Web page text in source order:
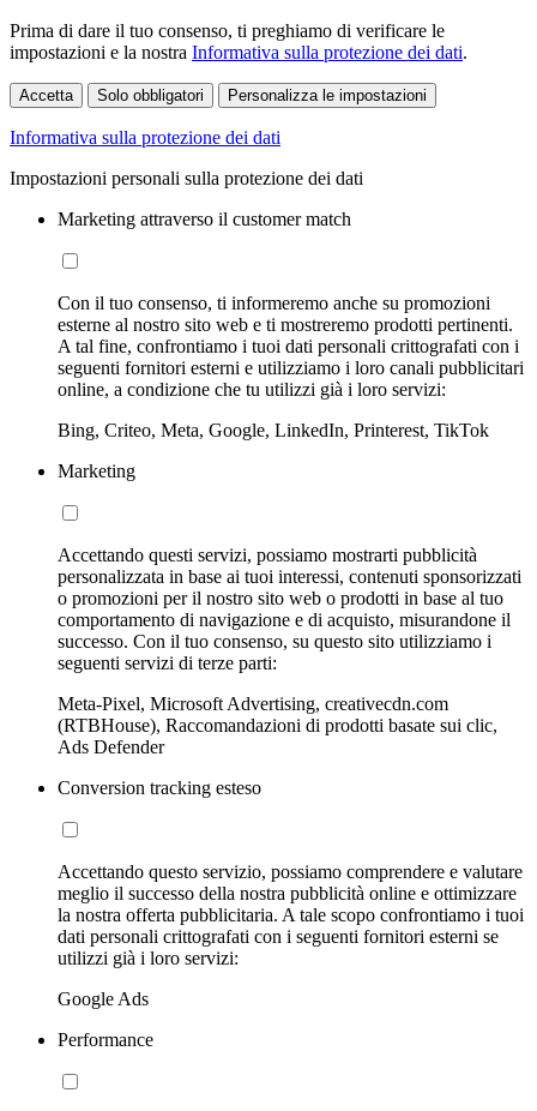
Prima di dare il tuo consenso, ti preghiamo di verificare le
impostazioni e la nostra Informativa sulla protezione dei dati.
Accetta Solo obbligatori Personalizza le impostazioni
Informativa sulla protezione dei dati
Impostazioni personali sulla protezione dei dati
Marketing attraverso il customer match
Con il tuo consenso, ti informeremo anche su promozioni
esterne al nostro sito web e ti mostreremo prodotti pertinenti.
A tal fine, confrontiamo i tuoi dati personali crittografati con i
seguenti fornitori esterni e utilizziamo i loro canali pubblicitari
online, a condizione che tu utilizzi già i loro servizi:
Bing, Criteo, Meta, Google, LinkedIn, Printerest, TikTok
Marketing
Accettando questi servizi, possiamo mostrarti pubblicità
personalizzata in base ai tuoi interessi, contenuti sponsorizzati
o promozioni per il nostro sito web o prodotti in base al tuo
comportamento di navigazione e di acquisto, misurandone il
successo. Con il tuo consenso, su questo sito utilizziamo i
seguenti servizi di terze parti:
Meta-Pixel, Microsoft Advertising, creativecdn.com
(RTBHouse), Raccomandazioni di prodotti basate sui clic,
Ads Defender
Conversion tracking esteso
Accettando questo servizio, possiamo comprendere e valutare
meglio il successo della nostra pubblicità online e ottimizzare
la nostra offerta pubblicitaria. A tale scopo confrontiamo i tuoi
dati personali crittografati con i seguenti fornitori esterni se
utilizzi già i loro servizi:
Google Ads
Performance